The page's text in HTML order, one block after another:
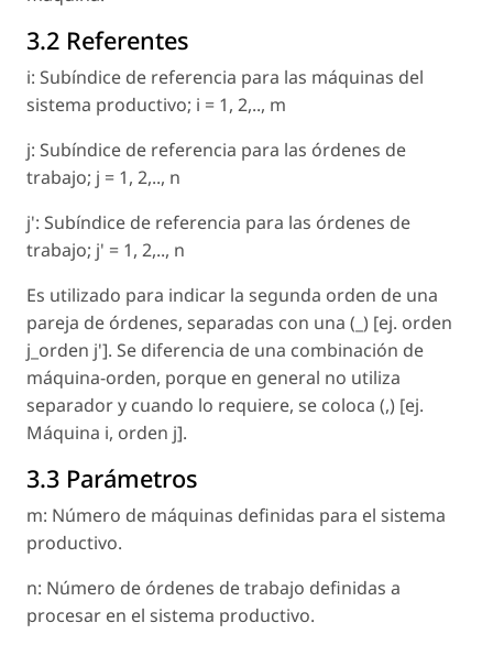
3.2 Referentes
i: Subíndice de referencia para las máquinas del
sistema productivo; i = 1, 2,.., m
j: Subíndice de referencia para las órdenes de
trabajo; j = 1, 2,.., n
j': Subíndice de referencia para las órdenes de
trabajo; j' = 1, 2,.., n
Es utilizado para indicar la segunda orden de una
pareja de órdenes, separadas con una (_) [ej. orden
j_orden j']. Se diferencia de una combinación de
máquina-orden, porque en general no utiliza
separador y cuando lo requiere, se coloca (,) [ej.
Máquina i, orden j].
3.3 Parámetros
m: Número de máquinas definidas para el sistema
productivo.
n: Número de órdenes de trabajo definidas a
procesar en el sistema productivo.